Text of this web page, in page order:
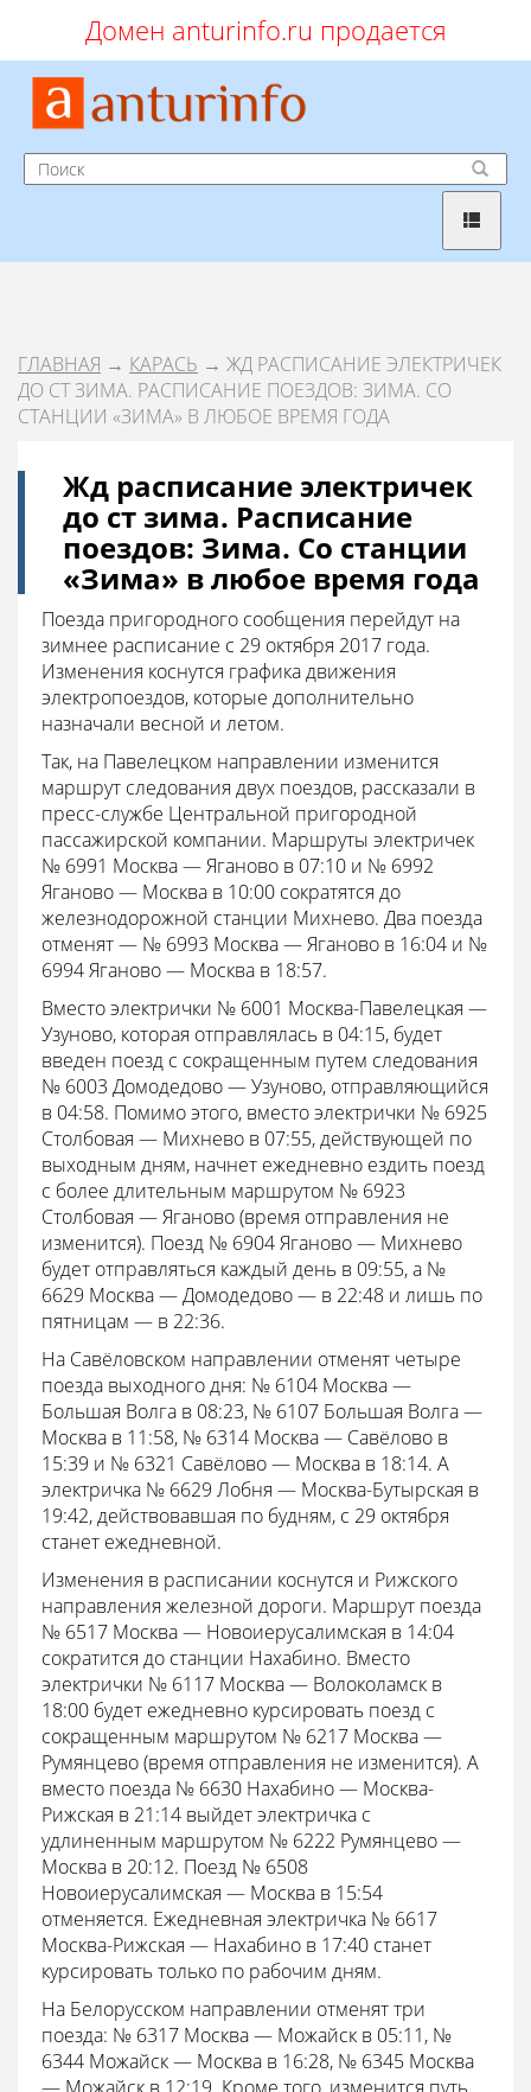
Домен anturinfo.ru продается
ГЛАВНАЯ → КАРАСЬ → ЖД РАСПИСАНИЕ ЭЛЕКТРИЧЕК
ДО СТ ЗИМА. РАСПИСАНИЕ ПОЕЗДОВ: ЗИМА. СО
СТАНЦИИ «ЗИМА» В ЛЮБОЕ ВРЕМЯ ГОДА
Жд расписание электричек
до ст зима. Расписание
поездов: Зима. Со станции
«Зима» в любое время года
Поезда пригородного сообщения перейдут на
зимнее расписание с 29 октября 2017 года.
Изменения коснутся графика движения
электропоездов, которые дополнительно
назначали весной и летом.
Так, на Павелецком направлении изменится
маршрут следования двух поездов, рассказали в
пресс-службе Центральной пригородной
пассажирской компании. Маршруты электричек
№ 6991 Москва — Яганово в 07:10 и № 6992
Яганово — Москва в 10:00 сократятся до
железнодорожной станции Михнево. Два поезда
отменят — № 6993 Москва — Яганово в 16:04 и №
6994 Яганово — Москва в 18:57.
Вместо электрички № 6001 Москва-Павелецкая —
Узуново, которая отправлялась в 04:15, будет
введен поезд с сокращенным путем следования
№ 6003 Домодедово — Узуново, отправляющийся
в 04:58. Помимо этого, вместо электрички № 6925
Столбовая — Михнево в 07:55, действующей по
выходным дням, начнет ежедневно ездить поезд
с более длительным маршрутом № 6923
Столбовая — Яганово (время отправления не
изменится). Поезд № 6904 Яганово — Михнево
будет отправляться каждый день в 09:55, а №
6629 Москва — Домодедово — в 22:48 и лишь по
пятницам — в 22:36.
На Савёловском направлении отменят четыре
поезда выходного дня: № 6104 Москва —
Большая Волга в 08:23, № 6107 Большая Волга —
Москва в 11:58, № 6314 Москва — Савёлово в
15:39 и № 6321 Савёлово — Москва в 18:14. А
электричка № 6629 Лобня — Москва-Бутырская в
19:42, действовавшая по будням, с 29 октября
станет ежедневной.
Изменения в расписании коснутся и Рижского
направления железной дороги. Маршрут поезда
№ 6517 Москва — Новоиерусалимская в 14:04
сократится до станции Нахабино. Вместо
электрички № 6117 Москва — Волоколамск в
18:00 будет ежедневно курсировать поезд с
сокращенным маршрутом № 6217 Москва —
Румянцево (время отправления не изменится). А
вместо поезда № 6630 Нахабино — Москва-
Рижская в 21:14 выйдет электричка с
удлиненным маршрутом № 6222 Румянцево —
Москва в 20:12. Поезд № 6508
Новоиерусалимская — Москва в 15:54
отменяется. Ежедневная электричка № 6617
Москва-Рижская — Нахабино в 17:40 станет
курсировать только по рабочим дням.
На Белорусском направлении отменят три
поезда: № 6317 Москва — Можайск в 05:11, №
6344 Можайск — Москва в 16:28, № 6345 Москва